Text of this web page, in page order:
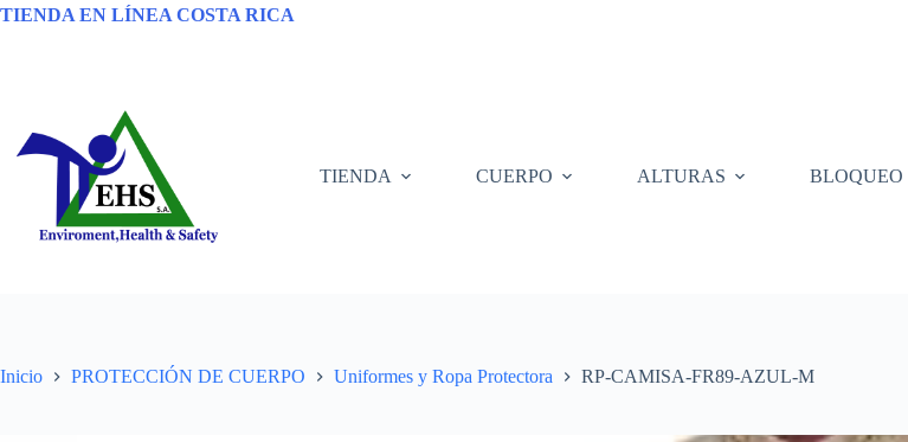
TIENDA EN LÍNEA COSTA RICA
TIENDA CUERPO ALTURAS BLOQUEO
Inicio PROTECCIÓN DE CUERPO Uniformes y Ropa Protectora RP-CAMISA-FR89-AZUL-M